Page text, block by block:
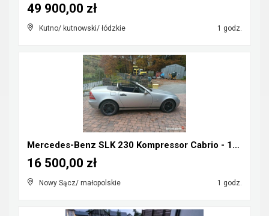
Kutno/ kutnowski/ łódzkie 1 godz.
49 900,00 zł
Mercedes-Benz SLK 230 Kompressor Cabrio - 1998r ka...
Nowy Sącz/ małopolskie 1 godz.
16 500,00 zł